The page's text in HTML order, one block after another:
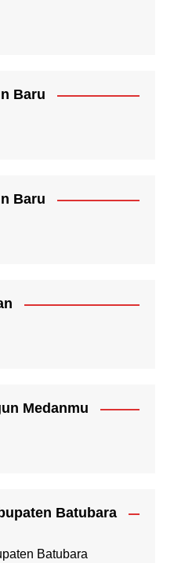
Baru
Baru
Medanmu
Batubara